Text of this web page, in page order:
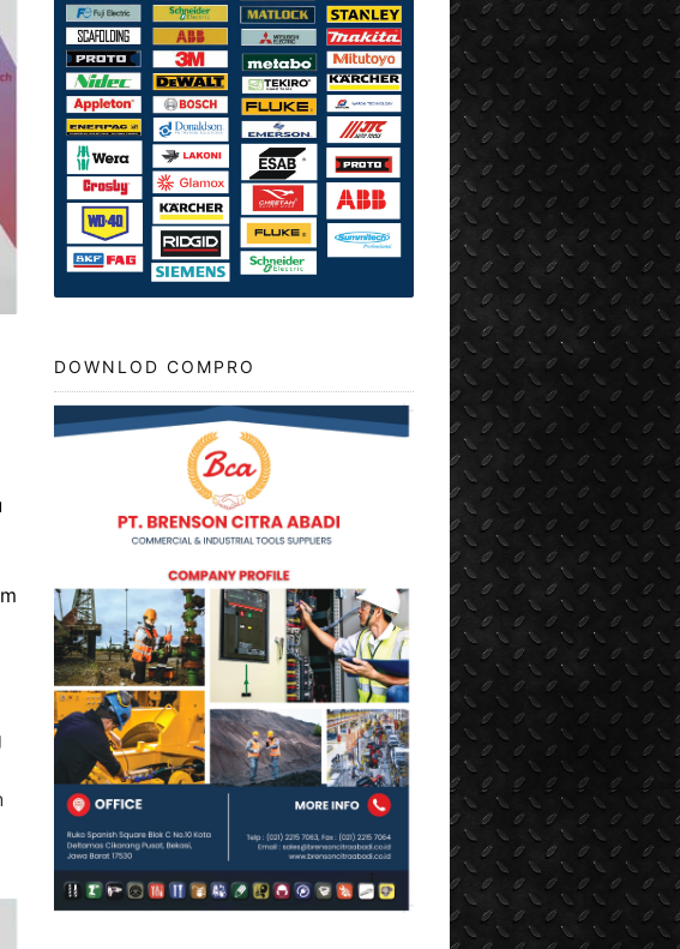
DOWNLOD COMPRO